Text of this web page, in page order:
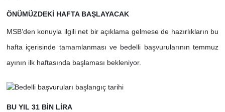
ÖNÜMÜZDEKİ HAFTA BAŞLAYACAK
MSB’den konuyla ilgili net bir açıklama gelmese de hazırlıkların bu
hafta içerisinde tamamlanması ve bedelli başvurularının temmuz
ayının ilk haftasında başlaması bekleniyor.
BU YIL 31 BİN LİRA